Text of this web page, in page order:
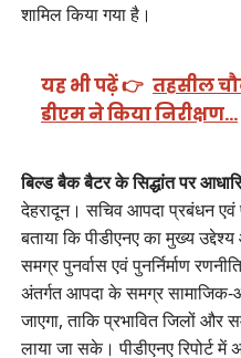
शामिल किया गया है।
यह भी पढ़ें 👉 तहसील
डीएम ने किया निरीक्षण…
बिल्ड बैक बैटर के सिद्धांत पर
देहरादून। सचिव आपदा प्रबंधन एवं
बताया कि पीडीएनए का मुख्य
समग्र पुनर्वास एवं पुनर्निर्माण
अंतर्गत आपदा के समग्र
जाएगा, ताकि प्रभावित जिलों और
लाया जा सके। पीडीएनए रिपोर्ट